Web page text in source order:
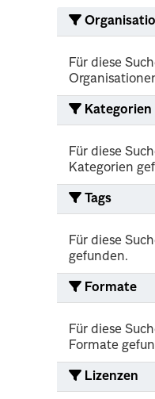
Für diese
Kategorien
Für diese
Kategorien
Tags
Für diese
gefunden.
Formate
Für diese
Formate
Lizenzen